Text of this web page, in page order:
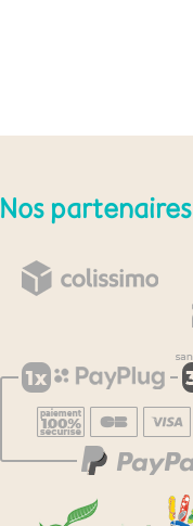
Nos partenaires